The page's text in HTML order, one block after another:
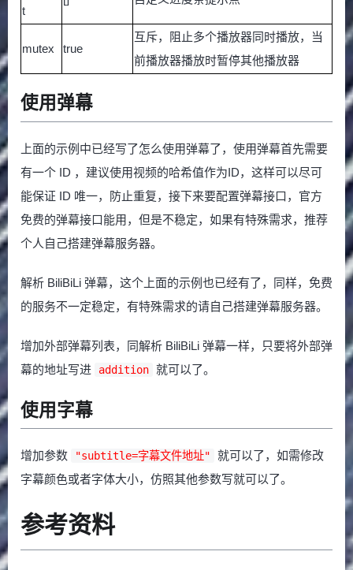
t
mutex true
互斥，阻止多个播放器同时播放，当
前播放器播放时暂停其他播放器
使用弹幕
上面的示例中已经写了怎么使用弹幕了，使用弹幕首先需要
有一个 ID ，建议使用视频的哈希值作为ID，这样可以尽可
能保证 ID 唯一，防止重复，接下来要配置弹幕接口，官方
免费的弹幕接口能用，但是不稳定，如果有特殊需求，推荐
个人自己搭建弹幕服务器。
解析 BiliBiLi 弹幕，这个上面的示例也已经有了，同样，免费
的服务不一定稳定，有特殊需求的请自己搭建弹幕服务器。
增加外部弹幕列表，同解析 BiliBiLi 弹幕一样，只要将外部弹
幕的地址写进
addition 就可以了。
使用字幕
增加参数 "subtitle=字幕文件地址"
就可以了，如需修改
字幕颜色或者字体大小，仿照其他参数写就可以了。
参考资料